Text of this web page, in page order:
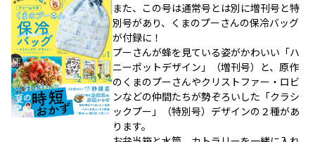
また、この号は通常号とは別に増刊号と特
別号があり、くまのプーさんの保冷バッグ
が付録に！
プーさんが蜂を見ている姿がかわいい「ハ
ニーポットデザイン」（増刊号）と、原作
のくまのプーさんやクリストファー・ロビ
ンなどの仲間たちが勢ぞろいした「クラシ
ックプー」（特別号）デザインの２種があ
ります。